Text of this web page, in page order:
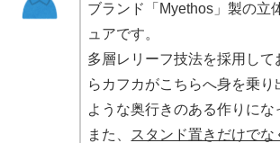
ブランド「Myethos」製の立
ュアです。
多層レリーフ技法を採用して
らカフカがこちらへ身を乗り
ような奥行きのある作りにな
また、 スタンド置きだけでな